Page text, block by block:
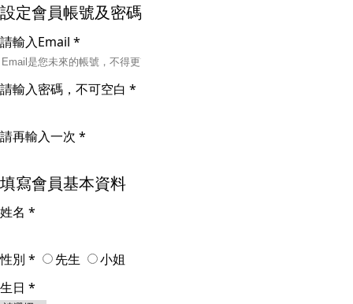
設定會員帳號及密碼
請輸入Email *
請輸入密碼，不可空白 *
請再輸入一次 *
填寫會員基本資料
姓名 *
性別 * 先生
小姐
生日 *